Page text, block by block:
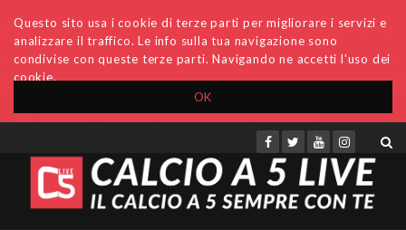
OK
Questo sito usa i cookie di terze parti per migliorare i servizi e
analizzare il traffico. Le info sulla tua navigazione sono
condivise con queste terze parti. Navigando ne accetti l'uso dei
cookie.
Accedi Archivio Invio comunicati Redazione